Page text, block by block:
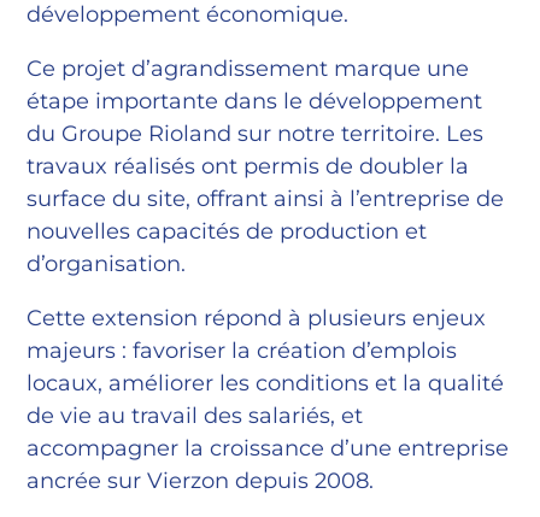
développement économique.
Ce projet d’agrandissement marque une
étape importante dans le développement
du Groupe Rioland sur notre territoire. Les
travaux réalisés ont permis de doubler la
surface du site, offrant ainsi à l’entreprise de
nouvelles capacités de production et
d’organisation.
Cette extension répond à plusieurs enjeux
majeurs : favoriser la création d’emplois
locaux, améliorer les conditions et la qualité
de vie au travail des salariés, et
accompagner la croissance d’une entreprise
ancrée sur Vierzon depuis 2008.